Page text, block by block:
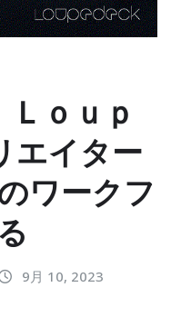
ｏｕｐ
エイター
ワークフ
9月 10, 2023